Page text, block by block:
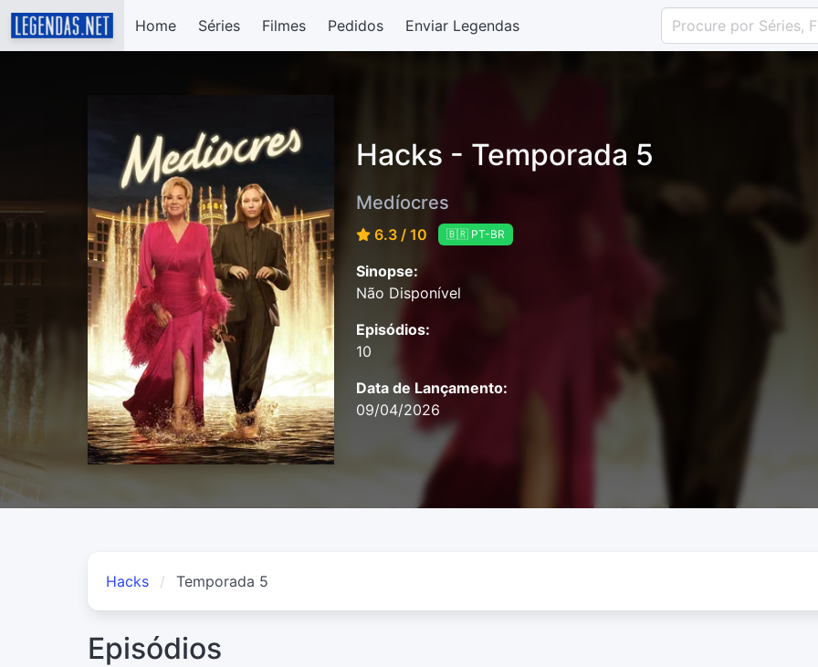
Home Séries Filmes Pedidos Enviar Legendas
Hacks - Temporada 5
Medíocres
6.3 / 10 🇧🇷 PT-BR
Sinopse:
Não Disponível
Episódios:
10
Data de Lançamento:
09/04/2026
Hacks Temporada 5
Episódios